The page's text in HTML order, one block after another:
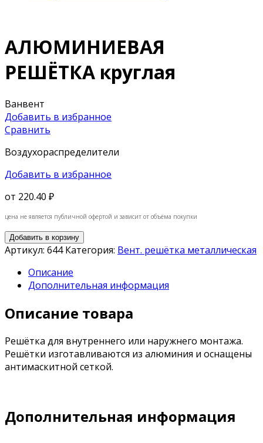
АЛЮМИНИЕВАЯ
РЕШЁТКА круглая
Ванвент
Добавить в избранное
Сравнить
Воздухораспределители
Добавить в избранное
от 220.40 ₽
цена не является публичной офертой и зависит от объёма покупки
Добавить в корзину
Артикул: 644 Категория: Вент. решётка металлическая
Описание
Дополнительная информация
Описание товара
Решётка для внутреннего или наружнего монтажа.
Решётки изготавливаются из алюминия и оснащены
антимаскитной сеткой.
Дополнительная информация